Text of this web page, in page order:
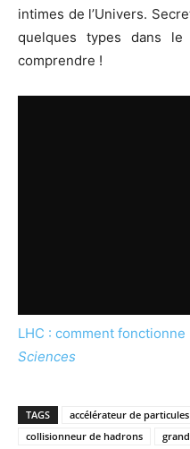
intimes de l’Univers.
quelques types dans
comprendre !
LHC : comment
Sciences
TAGS accélérateur de particules
collisionneur de hadrons